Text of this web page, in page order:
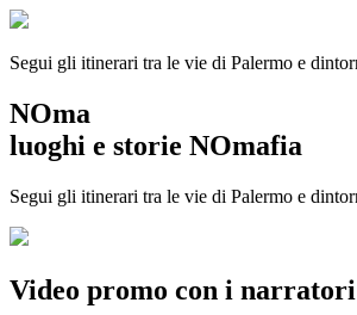
Segui gli itinerari tra le vie di Palermo e
NOma
luoghi e storie NOmafia
Segui gli itinerari tra le vie di Palermo e
Video promo con i